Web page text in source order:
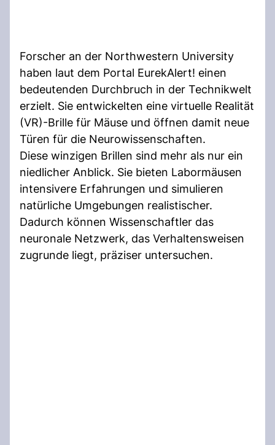
Forscher an der Northwestern University
haben laut dem Portal EurekAlert! einen
bedeutenden Durchbruch in der Technikwelt
erzielt. Sie entwickelten eine virtuelle Realität
(VR)-Brille für Mäuse und öffnen damit neue
Türen für die Neurowissenschaften.
Diese winzigen Brillen sind mehr als nur ein
niedlicher Anblick. Sie bieten Labormäusen
intensivere Erfahrungen und simulieren
natürliche Umgebungen realistischer.
Dadurch können Wissenschaftler das
neuronale Netzwerk, das Verhaltensweisen
zugrunde liegt, präziser untersuchen.